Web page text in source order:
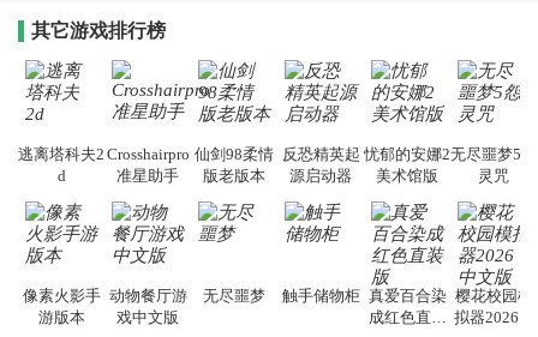
其它游戏排行榜
逃离塔科夫2
d
Crosshairpro
准星助手
仙剑98柔情
版老版本
反恐精英起
源启动器
忧郁的安娜2
美术馆版
无尽噩梦5怨
灵咒
像素火影手
游版本
动物餐厅游
戏中文版
无尽噩梦 触手储物柜 真爱百合染
成红色直装
樱花校园模
拟器2026中